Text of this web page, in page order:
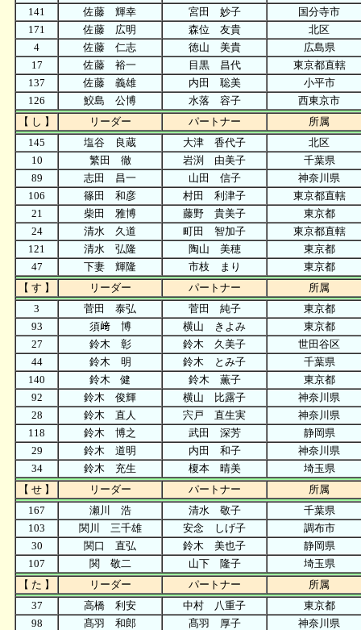
141 佐藤 輝幸 宮田 妙子
国分寺市
171
佐藤 広明 森位 友貴
北区
4
佐藤 仁志 徳山 美貴
広島県
17
佐藤 裕一 目黒 昌代
東京都直轄
137
佐藤 義雄 内田 聡美
小平市
126
鮫島 公博 水落 容子
西東京市
【 し 】
リーダー パートナー
所属
145
塩谷 良蔵 大津 香代子
北区
10
繁田 徹 岩渕 由美子
千葉県
89
志田 昌一 山田 信子
神奈川県
106
篠田 和彦 村田 利津子
東京都直轄
21
柴田 雅博 藤野 貴美子
東京都
24
清水 久道 町田 智加子
東京都直轄
121
清水 弘隆 陶山 美穂
東京都
47
下妻 輝隆 市枝 まり
東京都
【 す 】
リーダー パートナー
所属
3
菅田 泰弘 菅田 純子
東京都
93
須﨑 博 横山 きよみ
東京都
27
鈴木 彰 鈴木 久美子
世田谷区
44
鈴木 明 鈴木 とみ子
千葉県
140
鈴木 健 鈴木 薫子
東京都
92
鈴木 俊輝 横山 比露子
神奈川県
28
鈴木 直人 宍戸 直生実
神奈川県
118
鈴木 博之 武田 深芳
静岡県
29
鈴木 道明 内田 和子
神奈川県
34
鈴木 充生 榎本 晴美
埼玉県
【 せ 】
リーダー パートナー
所属
167
瀬川 浩 清水 敬子
千葉県
103
関川 三千雄 安念 しげ子
調布市
30
関口 直弘 鈴木 美也子
静岡県
107
関 敬二 山下 隆子
埼玉県
【 た 】
リーダー パートナー
所属
37
高橋 利安 中村 八重子
東京都
98
髙羽 和郎 髙羽 厚子
神奈川県